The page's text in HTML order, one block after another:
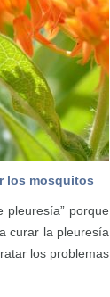
los mosquitos
pleuresía” porque
curar la pleuresía
los problemas